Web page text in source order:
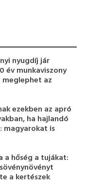
nyugdíj jár
év munkaviszony
az
ezekben az apró
ha hajlandó
magyarokat is
a hőség a tujákat:
a kertészek